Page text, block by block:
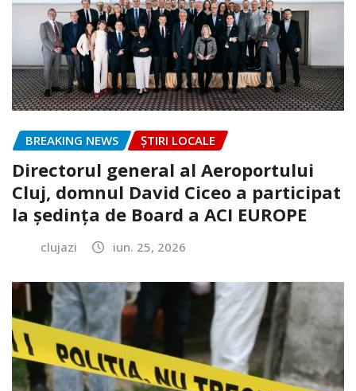
BREAKING NEWS ȘTIRI LOCALE
Directorul general al Aeroportului
Cluj, domnul David Ciceo a participat
la ședința de Board a ACI EUROPE
clujazi iun. 25, 2026